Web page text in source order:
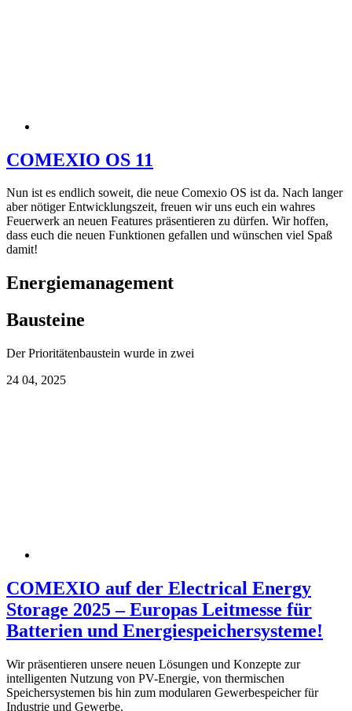
COMEXIO OS 11
Nun ist es endlich soweit, die neue Comexio OS ist da. Nach langer
aber nötiger Entwicklungszeit, freuen wir uns euch ein wahres
Feuerwerk an neuen Features präsentieren zu dürfen. Wir hoffen,
dass euch die neuen Funktionen gefallen und wünschen viel Spaß
damit!
Energiemanagement
Bausteine
Der Prioritätenbaustein wurde in zwei
24 04, 2025
COMEXIO auf der Electrical Energy
Storage 2025 – Europas Leitmesse für
Batterien und Energiespeichersysteme!
Wir präsentieren unsere neuen Lösungen und Konzepte zur
intelligenten Nutzung von PV-Energie, von thermischen
Speichersystemen bis hin zum modularen Gewerbespeicher für
Industrie und Gewerbe.